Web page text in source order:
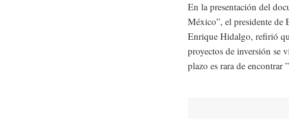
En la presentación del
México”, el presidente
Enrique Hidalgo, refirió
proyectos de inversión se
plazo es rara de encontrar